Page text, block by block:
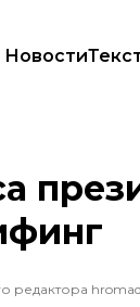
Новости
провел
редактора